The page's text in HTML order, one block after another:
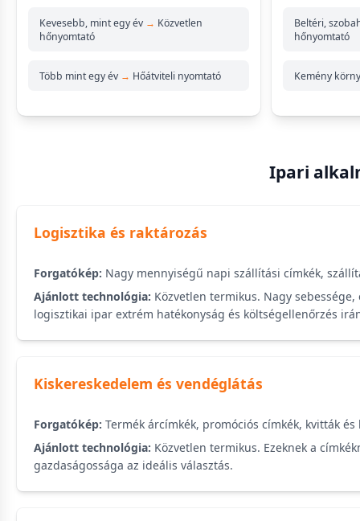
Kevesebb, mint egy év → Közvetlen
hőnyomtató
Több mint egy év → Hőátviteli nyomtató
Beltéri,
hőnyomtató
Kemény
Ipari
Logisztika és raktározás
Forgatókép: Nagy mennyiségű napi szállítási címkék,
Ajánlott technológia: Közvetlen termikus. Nagy
logisztikai ipar extrém hatékonyság és költségellenőrzés
Kiskereskedelem és vendéglátás
Forgatókép: Termék árcímkék, promóciós címkék, kvitták
Ajánlott technológia: Közvetlen termikus. Ezeknek a
gazdaságossága az ideális választás.